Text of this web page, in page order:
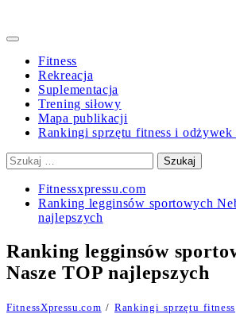
Primary
Fitness
Rekreacja
Suplementacja
Trening siłowy
Mapa publikacji
Rankingi sprzętu fitness i odżywek
Szukaj:
Fitnessxpressu.com
Ranking legginsów sportowych
najlepszych
Ranking legginsów
Nasze TOP najlepszych
FitnessXpressu.com / Rankingi sprzętu fitness